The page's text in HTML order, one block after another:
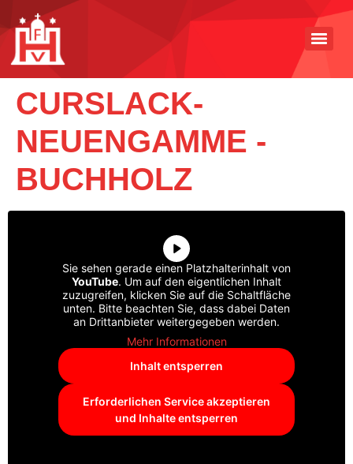
CURSLACK-
NEUENGAMME -
BUCHHOLZ
Sie sehen gerade einen Platzhalterinhalt von
YouTube. Um auf den eigentlichen Inhalt
zuzugreifen, klicken Sie auf die Schaltfläche
unten. Bitte beachten Sie, dass dabei Daten
an Drittanbieter weitergegeben werden.
Mehr Informationen
Inhalt entsperren
Erforderlichen Service akzeptieren
und Inhalte entsperren